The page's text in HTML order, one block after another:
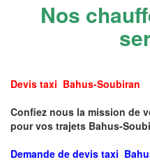
Nos
Devis taxi Bahus-Soubiran
Confiez nous la mission de
pour vos trajets Bahus-
Demande de devis taxi